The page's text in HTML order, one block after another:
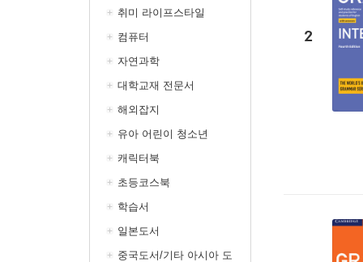
취미 라이프스타일
컴퓨터
자연과학
대학교재 전문서
해외잡지
유아 어린이 청소년
캐릭터북
초등코스북
학습서
일본도서
중국도서/기타 아시아 도
2